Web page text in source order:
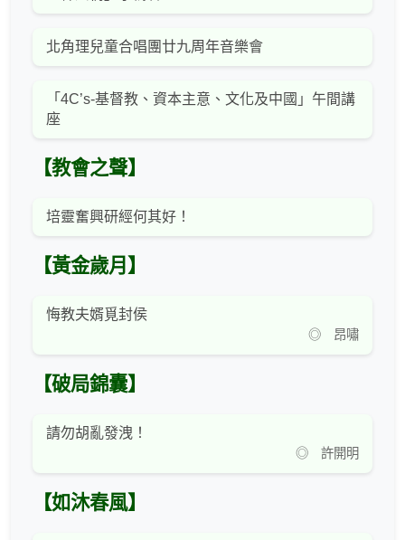
北角理兒童合唱團廿九周年音樂會
「4C’s-基督教、資本主意、文化及中國」午間講
座
【教會之聲】
培靈奮興研經何其好！
【黃金歲月】
悔教夫婿覓封侯
◎ 昂嘯
【破局錦囊】
請勿胡亂發洩！
◎ 許開明
【如沐春風】